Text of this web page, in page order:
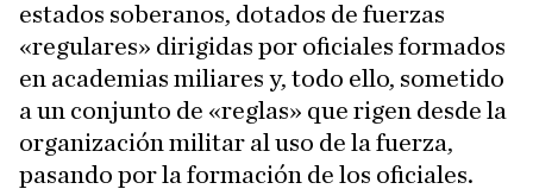
estados soberanos, dotados de fuerzas
«regulares» dirigidas por oficiales formados
en academias miliares y, todo ello, sometido
a un conjunto de «reglas» que rigen desde la
organización militar al uso de la fuerza,
pasando por la formación de los oficiales.